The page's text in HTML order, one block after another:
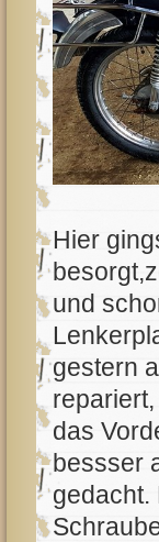
Hier
und
gestern
repariert,
das
bessser
gedacht.